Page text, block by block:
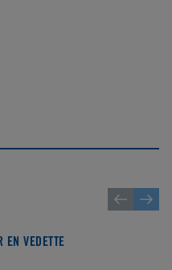
EN VEDETTE